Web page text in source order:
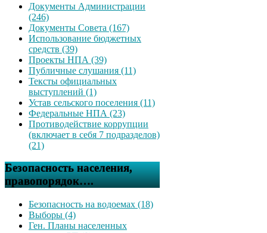
Документы Администрации
(246)
Документы Совета (167)
Использование бюджетных
средств (39)
Проекты НПА (39)
Публичные слушания (11)
Тексты официальных
выступлений (1)
Устав сельского поселения (11)
Федеральные НПА (23)
Противодействие коррупции
(включает в себя 7 подразделов)
(21)
Безопасность населения,
правопорядок….
Безопасность на водоемах (18)
Выборы (4)
Ген. Планы населенных